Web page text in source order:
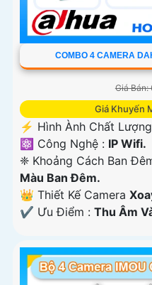
COMBO 4 CAMERA
Giá
Giá Khuyến
️⚡ Hình Ành Chất
⚛️ Công Nghệ : IP Wifi.
❈ Khoảng Cách Ban
Màu Ban Ðêm.
👑 Thiết Kế Camera
️✔️ Ưu Điểm : Thu Âm